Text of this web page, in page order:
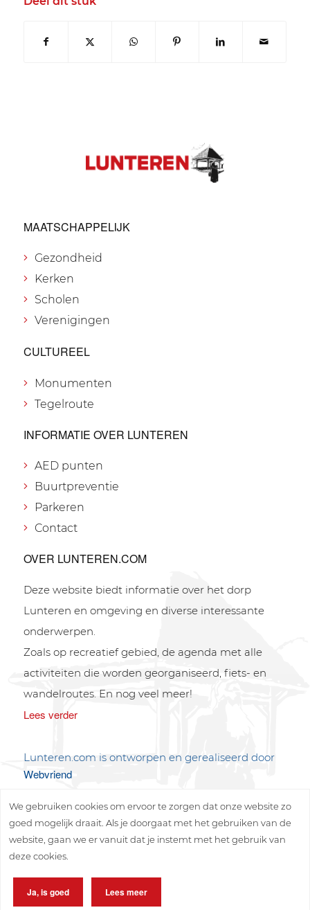
MAATSCHAPPELIJK
Gezondheid
Kerken
Scholen
Verenigingen
CULTUREEL
Monumenten
Tegelroute
INFORMATIE OVER LUNTEREN
AED punten
Buurtpreventie
Parkeren
Contact
OVER LUNTEREN.COM
Deze website biedt informatie over het dorp
Lunteren en omgeving en diverse interessante
onderwerpen.
Zoals op recreatief gebied, de agenda met alle
activiteiten die worden georganiseerd, fiets- en
wandelroutes. En nog veel meer!
Lees verder
Lunteren.com is ontworpen en gerealiseerd door
Webvriend
We gebruiken cookies om ervoor te zorgen dat onze website zo
goed mogelijk draait. Als je doorgaat met het gebruiken van de
website, gaan we er vanuit dat je instemt met het gebruik van
deze cookies.
Ja, is goed Lees meer